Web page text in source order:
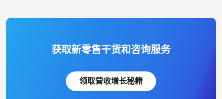
获取新零售干货和咨询服务
领取营收增长秘籍